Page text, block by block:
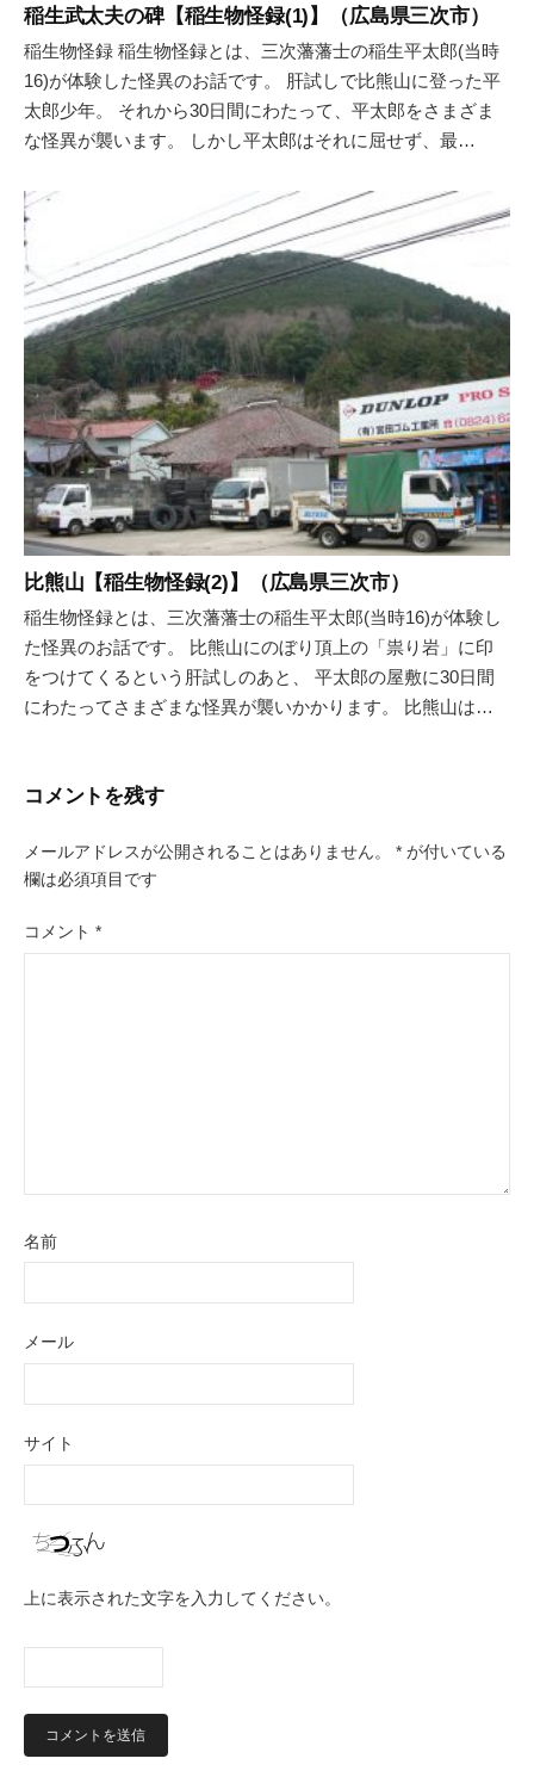
稲生武太夫の碑【稲生物怪録(1)】（広島県三次市）
稲生物怪録 稲生物怪録とは、三次藩藩士の稲生平太郎(当時
16)が体験した怪異のお話です。 肝試しで比熊山に登った平
太郎少年。 それから30日間にわたって、平太郎をさまざま
な怪異が襲います。 しかし平太郎はそれに屈せず、最…
比熊山【稲生物怪録(2)】（広島県三次市）
稲生物怪録とは、三次藩藩士の稲生平太郎(当時16)が体験し
た怪異のお話です。 比熊山にのぼり頂上の「祟り岩」に印
をつけてくるという肝試しのあと、 平太郎の屋敷に30日間
にわたってさまざまな怪異が襲いかかります。 比熊山は…
コメントを残す
メールアドレスが公開されることはありません。 * が付いている
欄は必須項目です
コメント *
名前
メール
サイト
上に表示された文字を入力してください。